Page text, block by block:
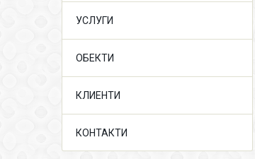
УСЛУГИ
ОБЕКТИ
КЛИЕНТИ
КОНТАКТИ